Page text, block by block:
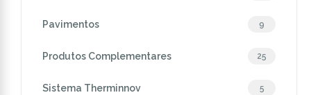
Pavimentos 9
Produtos Complementares 25
Sistema Therminnov 5